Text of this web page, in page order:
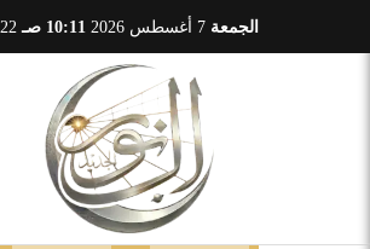
الجمعة 10:11 صـ 22 صفر 1448